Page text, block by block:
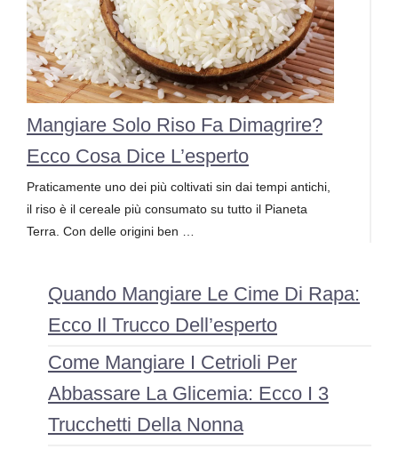
Mangiare Solo Riso Fa Dimagrire?
Ecco Cosa Dice L’esperto
Praticamente uno dei più coltivati sin dai tempi antichi,
il riso è il cereale più consumato su tutto il Pianeta
Terra. Con delle origini ben …
Quando Mangiare Le Cime Di Rapa:
Ecco Il Trucco Dell’esperto
Come Mangiare I Cetrioli Per
Abbassare La Glicemia: Ecco I 3
Trucchetti Della Nonna